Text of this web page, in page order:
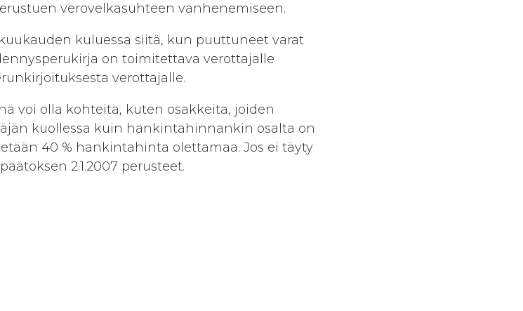
verovelkasuhteen vanhenemiseen.
kuluessa siitä, kun puuttuneet varat
on toimitettava verottajalle
verottajalle.
voi olla kohteita, kuten osakkeita, joiden
kuollessa kuin hankintahinnankin osalta on
40 % hankintahinta olettamaa. Jos ei täyty
2.1.2007 perusteet.